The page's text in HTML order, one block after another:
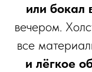
или бокал
вечером.
все
и лёгкое